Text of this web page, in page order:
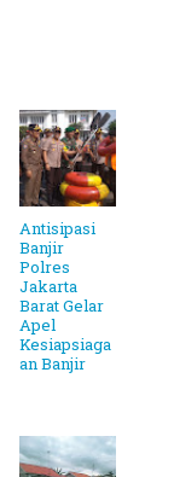
Antisipasi
Banjir
Polres
Jakarta
Barat Gelar
Apel
Kesiapsiaga
an Banjir